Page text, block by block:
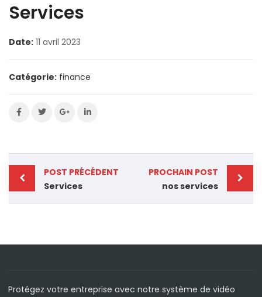
Services
Date: 11 avril 2023
Catégorie: finance
POST PRÉCÉDENT
Services
PROCHAIN POST
nos services
Protégez votre entreprise avec notre système de vidéo